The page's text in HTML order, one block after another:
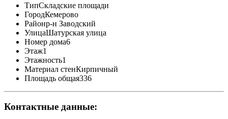
ТипСкладские площади
ГородКемерово
Районр-н Заводский
УлицаШатурская улица
Номер дома6
Этаж1
Этажность1
Материал стенКирпичный
Площадь общая336
Контактные данные: